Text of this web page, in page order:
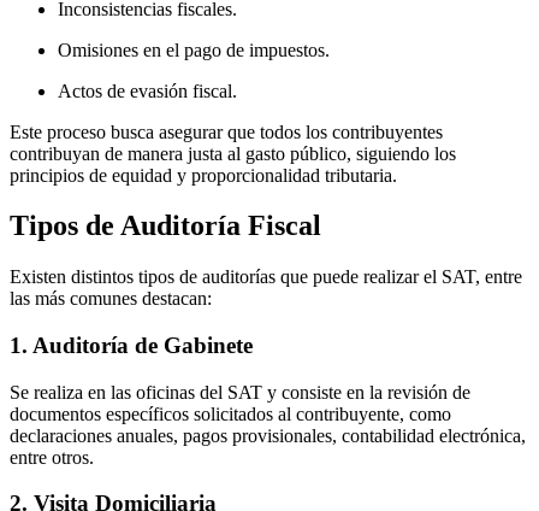
Inconsistencias fiscales.
Omisiones en el pago de impuestos.
Actos de evasión fiscal.
Este proceso busca asegurar que todos los contribuyentes
contribuyan de manera justa al gasto público, siguiendo los
principios de equidad y proporcionalidad tributaria.
Tipos de Auditoría Fiscal
Existen distintos tipos de auditorías que puede realizar el SAT, entre
las más comunes destacan:
1. Auditoría de Gabinete
Se realiza en las oficinas del SAT y consiste en la revisión de
documentos específicos solicitados al contribuyente, como
declaraciones anuales, pagos provisionales, contabilidad electrónica,
entre otros.
2. Visita Domiciliaria